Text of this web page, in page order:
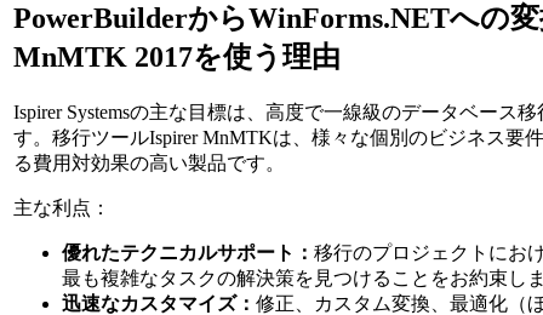
PowerBuilderからWinForms.NETへの
MnMTK 2017を使う理由
Ispirer Systemsの主な目標は、高度で一線級のデータベース
す。移行ツールIspirer MnMTKは、様々な個別のビジネス要
る費用対効果の高い製品です。
主な利点：
優れたテクニカルサポート： 移行のプロジェクトにお
最も複雑なタスクの解決策を見つけることをお約束し
迅速なカスタマイズ： 修正、カスタム変換、最適化（